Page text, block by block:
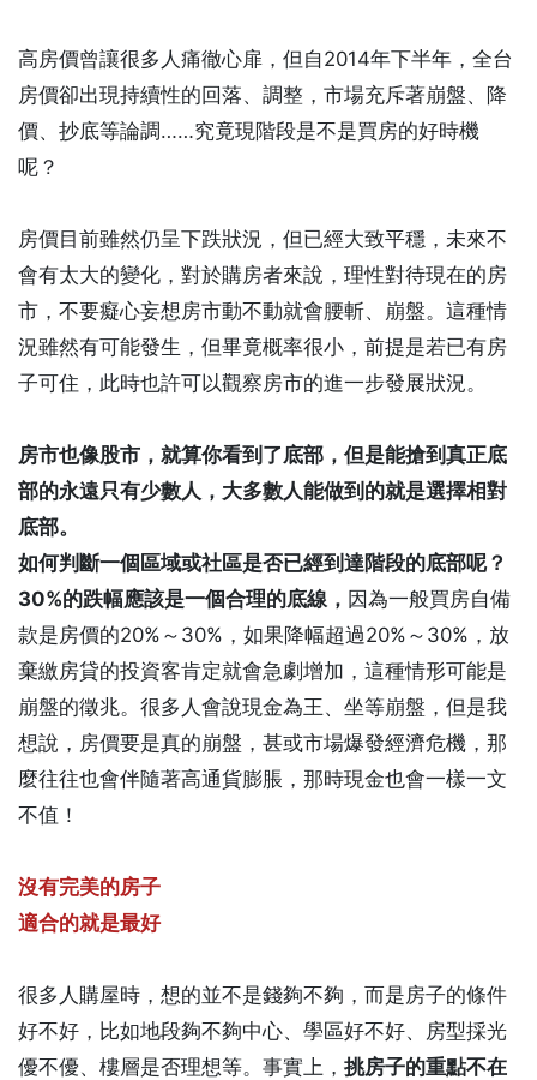
高房價曾讓很多人痛徹心扉，但自2014年下半年，全台
房價卻出現持續性的回落、調整，市場充斥著崩盤、降
價、抄底等論調……究竟現階段是不是買房的好時機
呢？
房價目前雖然仍呈下跌狀況，但已經大致平穩，未來不
會有太大的變化，對於購房者來說，理性對待現在的房
市，不要癡心妄想房市動不動就會腰斬、崩盤。這種情
況雖然有可能發生，但畢竟概率很小，前提是若已有房
子可住，此時也許可以觀察房市的進一步發展狀況。
房市也像股市，就算你看到了底部，但是能搶到真正底
部的永遠只有少數人，大多數人能做到的就是選擇相對
底部。
如何判斷一個區域或社區是否已經到達階段的底部呢？
30%的跌幅應該是一個合理的底線， 因為一般買房自備
款是房價的20%～30%，如果降幅超過20%～30%，放
棄繳房貸的投資客肯定就會急劇增加，這種情形可能是
崩盤的徵兆。很多人會說現金為王、坐等崩盤，但是我
想說，房價要是真的崩盤，甚或市場爆發經濟危機，那
麼往往也會伴隨著高通貨膨脹，那時現金也會一樣一文
不值！
沒有完美的房子
適合的就是最好
很多人購屋時，想的並不是錢夠不夠，而是房子的條件
好不好，比如地段夠不夠中心、學區好不好、房型採光
優不優、樓層是否理想等。事實上， 挑房子的重點不在